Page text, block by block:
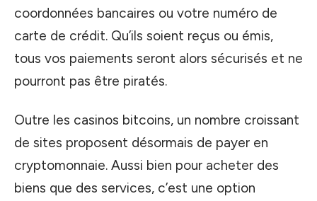
coordonnées bancaires ou votre numéro de
carte de crédit. Qu’ils soient reçus ou émis,
tous vos paiements seront alors sécurisés et ne
pourront pas être piratés.
Outre les casinos bitcoins, un nombre croissant
de sites proposent désormais de payer en
cryptomonnaie. Aussi bien pour acheter des
biens que des services, c’est une option